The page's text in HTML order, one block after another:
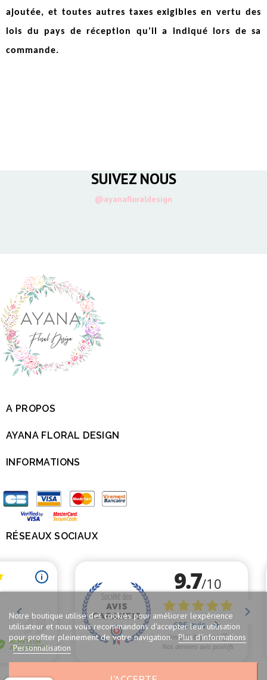
ajoutée, et toutes autres taxes exigibles en vertu des
lois du pays de réception qu'il a indiqué lors de sa
commande.
SUIVEZ NOUS
@ayanafloraldesign
A PROPOS
AYANA FLORAL DESIGN
INFORMATIONS
RÉSEAUX SOCIAUX
Notre boutique utilise des cookies pour améliorer lexpérience
utilisateur et nous vous recommandons d'accepter leur utilisation
pour profiter pleinement de votre navigation. Plus d'informations
Personnalisation